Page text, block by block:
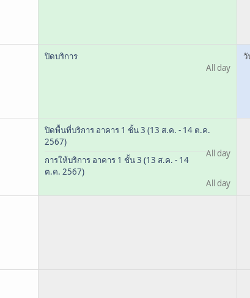
ปิดบริการ
All day
ปิดพื้นที่บริการ อาคาร 1 ชั้น 3 (13 ส.ค. - 14 ต.ค.
2567)
All day
การให้บริการ อาคาร 1 ชั้น 3 (13 ส.ค. - 14
ต.ค. 2567)
All day